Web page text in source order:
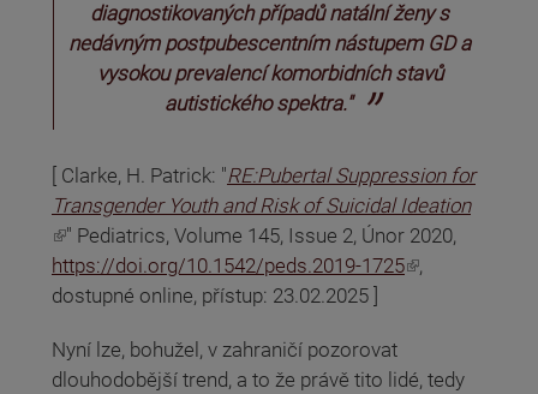
diagnostikovaných případů natální ženy s
nedávným postpubescentním nástupem GD a
vysokou prevalencí komorbidních stavů
autistického spektra."
[ Clarke, H. Patrick: "RE:Pubertal Suppression for
Transgender Youth and Risk of Suicidal Ideation
(odkaz je externí)
" Pediatrics, Volume 145, Issue 2, Únor 2020,
https://doi.org/10.1542/peds.2019-1725
(odkaz je externí)
,
dostupné online, přístup: 23.02.2025 ]
Nyní lze, bohužel, v zahraničí pozorovat
dlouhodobější trend, a to že právě tito lidé, tedy